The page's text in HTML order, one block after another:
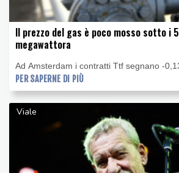
Il prezzo del gas è poco mosso sotto i
megawattora
Ad Amsterdam i contratti Ttf segnano -
PER SAPERNE DI PIÙ
Viale